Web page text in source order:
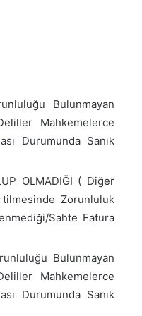
Bulunmayan
Mahkemelerce
Durumunda Sanık
OLMADIĞI ( Diğer
Zorunluluk
Sahte Fatura
Bulunmayan
Mahkemelerce
Durumunda Sanık